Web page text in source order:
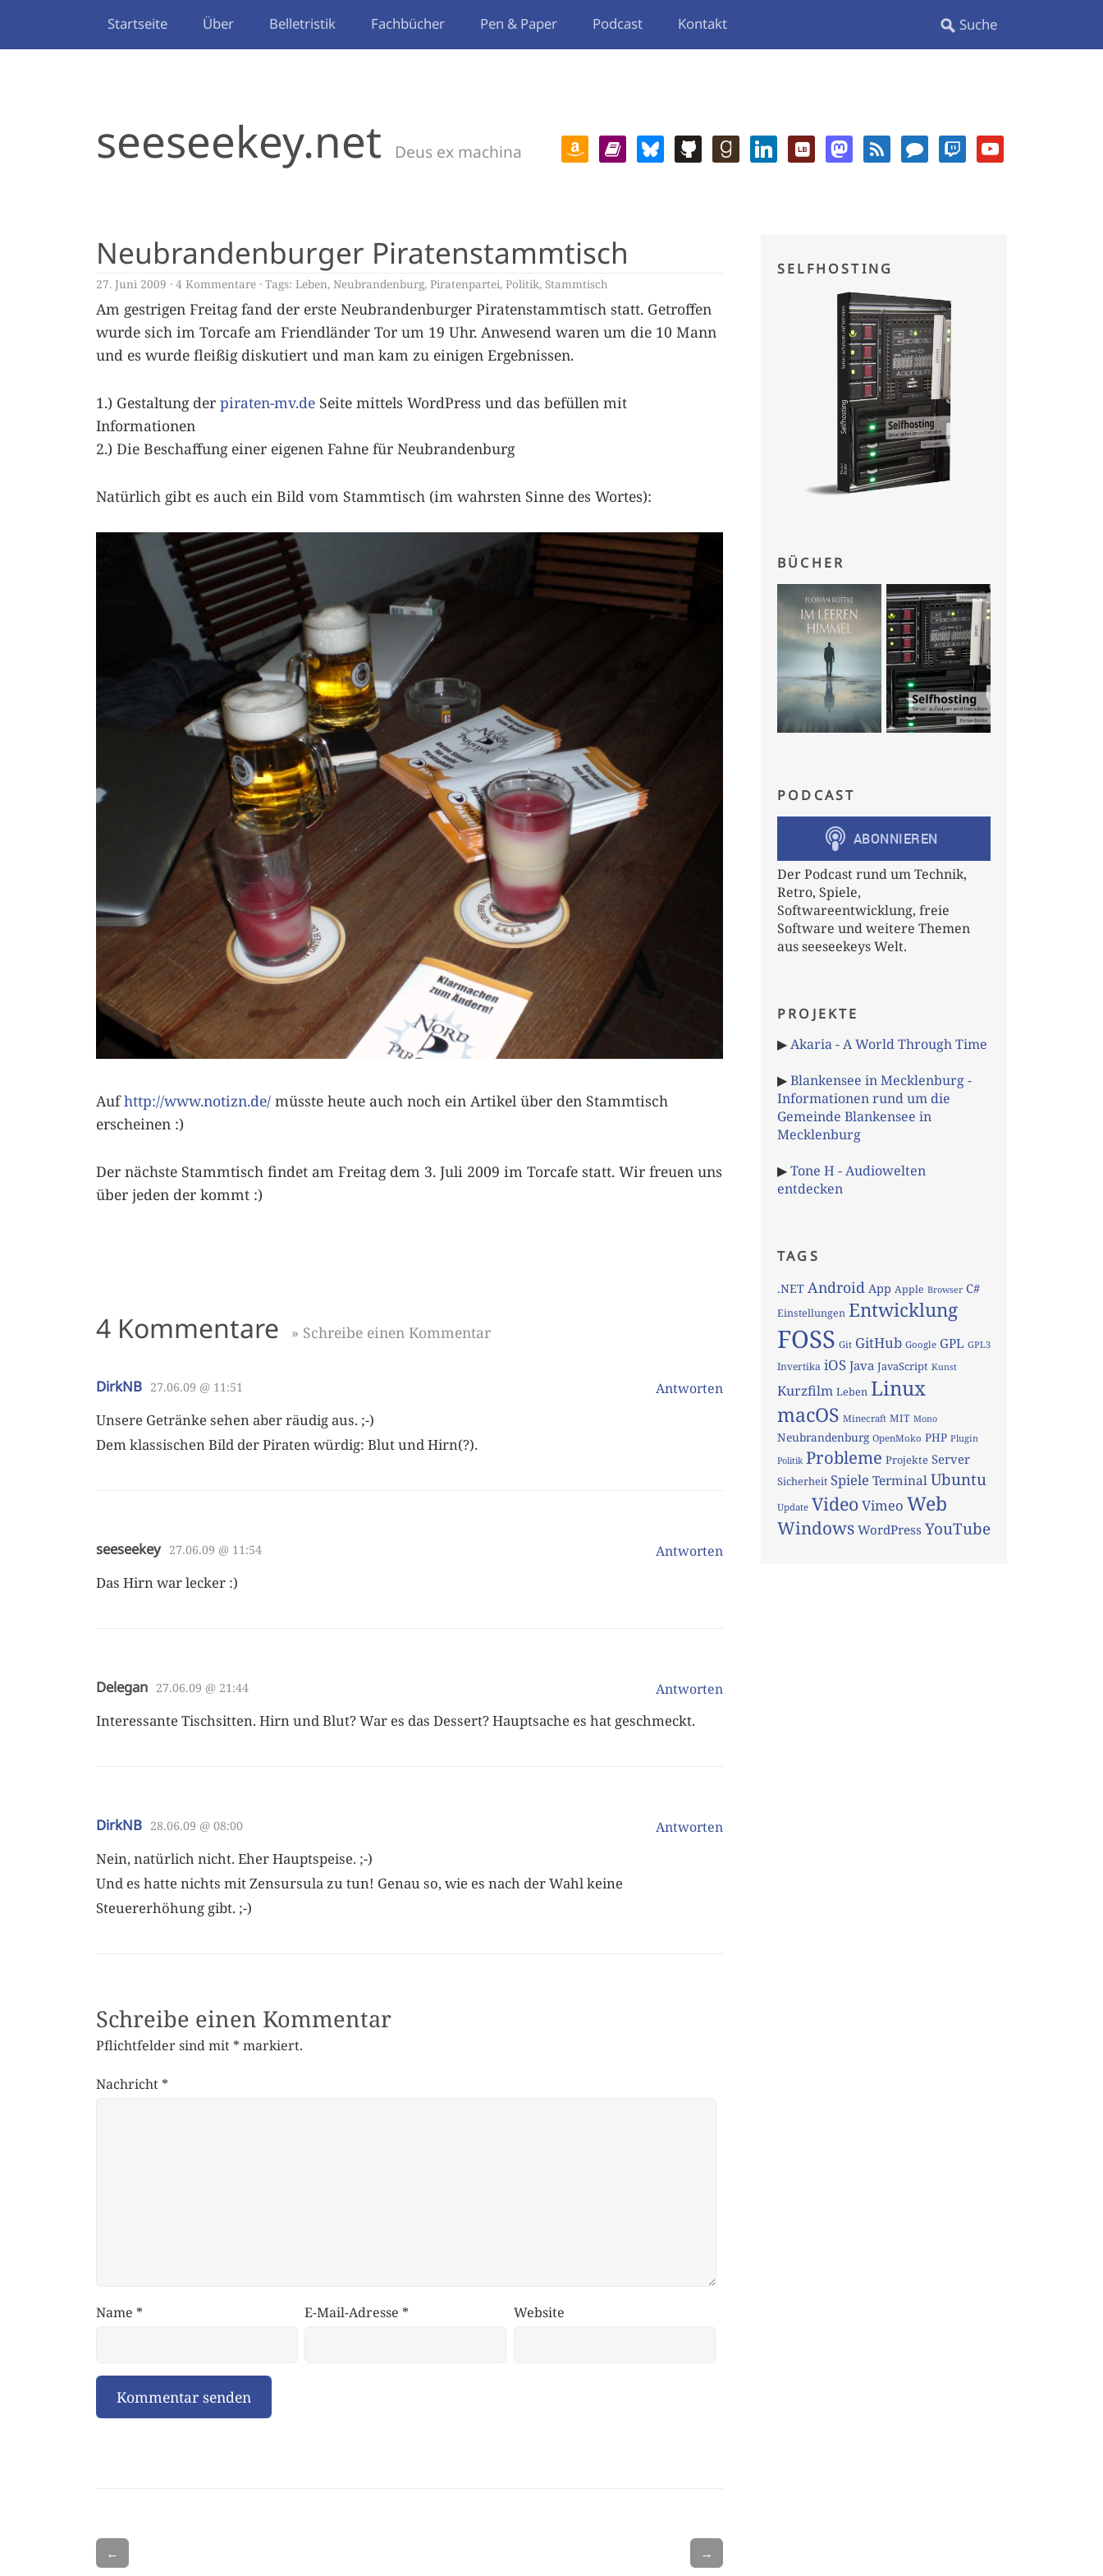
Startseite Über Belletristik Fachbücher Pen & Paper Podcast Kontakt
seeseekey.net Deus ex machina
Neubrandenburger Piratenstammtisch
27. Juni 2009 4 Kommentare Tags: Leben, Neubrandenburg, Piratenpartei, Politik, Stammtisch
Am gestrigen Freitag fand der erste Neubrandenburger Piratenstammtisch statt. Getroffen
wurde sich im Torcafe am Friendländer Tor um 19 Uhr. Anwesend waren um die 10 Mann
und es wurde fleißig diskutiert und man kam zu einigen Ergebnissen.
1.) Gestaltung der piraten-mv.de Seite mittels WordPress und das befüllen mit
Informationen
2.) Die Beschaffung einer eigenen Fahne für Neubrandenburg
Natürlich gibt es auch ein Bild vom Stammtisch (im wahrsten Sinne des Wortes):
Aufhttp://www.notizn.de/ müsste heute auch noch ein Artikel über den Stammtisch
erscheinen :)
Der nächste Stammtisch findet am Freitag dem 3. Juli 2009 im Torcafe statt. Wir freuen uns
über jeden der kommt :)
4 Kommentare » Schreibe einen Kommentar
DirkNB Antworten
27.06.09 @ 11:51
Unsere Getränke sehen aber räudig aus. ;-)
Dem klassischen Bild der Piraten würdig: Blut und Hirn(?).
seeseekey Antworten
27.06.09 @ 11:54
Das Hirn war lecker :)
Delegan Antworten
27.06.09 @ 21:44
Interessante Tischsitten. Hirn und Blut? War es das Dessert? Hauptsache es hat geschmeckt.
DirkNB Antworten
28.06.09 @ 08:00
Nein, natürlich nicht. Eher Hauptspeise. ;-)
Und es hatte nichts mit Zensursula zu tun! Genau so, wie es nach der Wahl keine
Steuererhöhung gibt. ;-)
Schreibe einen Kommentar
Pflichtfelder sind mit * markiert.
Nachricht *
Name * E-Mail-Adresse * Website
← →
SELFHOSTING
BÜCHER
PODCAST
Der Podcast rund um Technik,
Retro, Spiele,
Softwareentwicklung, freie
Software und weitere Themen
aus seeseekeys Welt.
PROJEKTE
▶Akaria - A World Through Time
▶Blankensee in Mecklenburg -
Informationen rund um die
Gemeinde Blankensee in
Mecklenburg
▶Tone H - Audiowelten
entdecken
TAGS
.NET Android App Apple Browser C#
Einstellungen Entwicklung
FOSS Git GitHub Google GPL GPL3
Invertika iOS Java JavaScript Kunst
Kurzfilm Leben Linux
macOS Minecraft MIT Mono
Neubrandenburg OpenMoko PHP Plugin
Politik Probleme Projekte Server
Sicherheit Spiele TerminalUbuntu
Update VideoVimeo Web
Windows WordPress YouTube